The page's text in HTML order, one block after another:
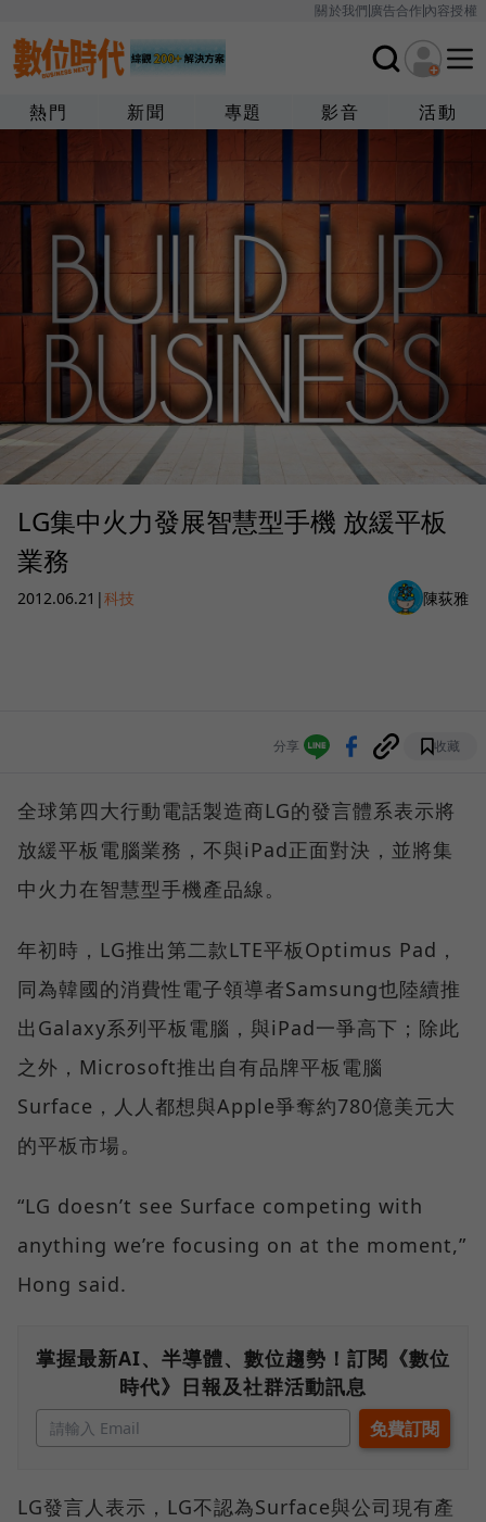
關於我們廣告合作內容授權
熱門 新聞 專題 影音 活動
LG集中火力發展智慧型手機 放緩平板
業務
2012.06.21 |科技 陳荻雅
分享 收藏
全球第四大行動電話製造商LG的發言體系表示將
放緩平板電腦業務，不與iPad正面對決，並將集
中火力在智慧型手機產品線。
年初時，LG推出第二款LTE平板Optimus Pad，
同為韓國的消費性電子領導者Samsung也陸續推
出Galaxy系列平板電腦，與iPad一爭高下；除此
之外，Microsoft推出自有品牌平板電腦
Surface，人人都想與Apple爭奪約780億美元大
的平板市場。
“LG doesn’t see Surface competing with
anything we’re focusing on at the moment,”
Hong said.
掌握最新AI、半導體、數位趨勢！訂閱《數位
時代》日報及社群活動訊息
LG發言人表示，LG不認為Surface與公司現有產